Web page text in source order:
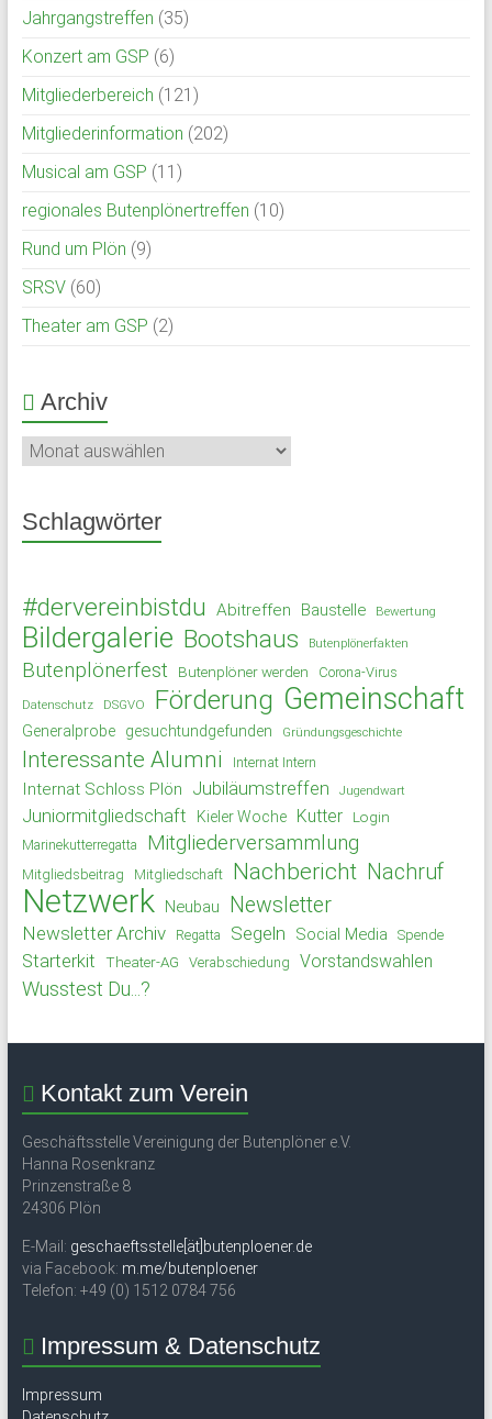
des
Schloss
Plön
des
früheren
Internats.
Jahrgangstreffen (35)
Konzert am GSP (6)
Mitgliederbereich (121)
Mitgliederinformation (202)
Musical am GSP (11)
regionales Butenplönertreffen (10)
Rund um Plön (9)
SRSV(60)
Theater am GSP (2)
Archiv
Archiv
Schlagwörter
#dervereinbistdu Abitreffen Baustelle Bewertung
Bildergalerie Bootshaus Butenplönerfakten
Butenplönerfest Butenplöner werden Corona-Virus
Datenschutz DSGVO Förderung Gemeinschaft
Generalprobe gesuchtundgefunden Gründungsgeschichte
Interessante Alumni Internat Intern
Internat Schloss Plön Jubiläumstreffen Jugendwart
Juniormitgliedschaft Kieler Woche Kutter Login
Marinekutterregatta Mitgliederversammlung
Mitgliedsbeitrag Mitgliedschaft Nachbericht Nachruf
Netzwerk Neubau Newsletter
Newsletter Archiv Regatta Segeln Social Media Spende
Starterkit Theater-AG Verabschiedung Vorstandswahlen
Wusstest Du...?
Kontakt zum Verein
Geschäftsstelle Vereinigung der Butenplöner e.V.
Hanna Rosenkranz
Prinzenstraße 8
24306 Plön
E-Mail: geschaeftsstelle[ät]butenploener.de
via Facebook: m.me/butenploener
Telefon: +49 (0) 1512 0784 756
Impressum & Datenschutz
Impressum